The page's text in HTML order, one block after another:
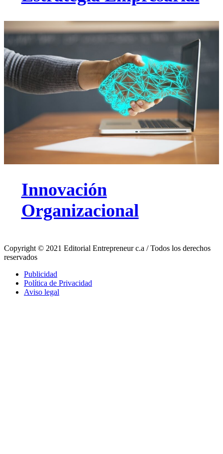
Innovación
Organizacional
Copyright © 2021 Editorial Entrepreneur c.a / Todos los derechos
reservados
Publicidad
Política de Privacidad
Aviso legal